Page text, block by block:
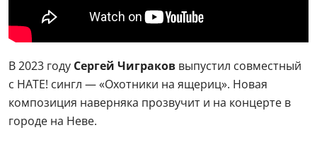
В 2023 году Сергей Чиграков выпустил совместный
с НАТЕ! сингл — «Охотники на ящериц». Новая
композиция наверняка прозвучит и на концерте в
городе на Неве.